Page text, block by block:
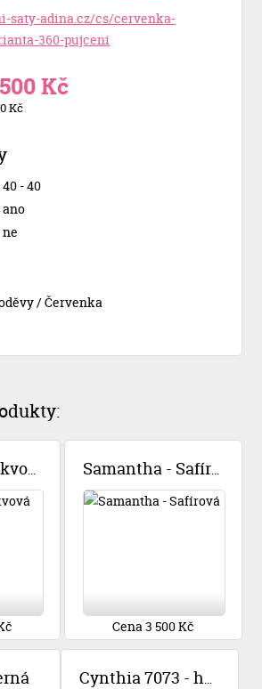
saty-adina.cz/cs/cervenka-
360-pujceni
Kč
Kč
40 - 40
ano
ne
/ Červenka
Pepina - broskvová Samantha - Safírová
Cena 3 500 Kč
Cynthia 7073 - hnědá